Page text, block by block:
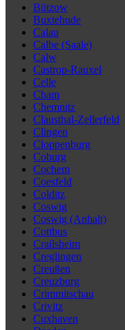
Bützow
Buxtehude
Calau
Calbe (Saale)
Calw
Castrop-Rauxel
Celle
Cham
Chemnitz
Clausthal-Zellerfeld
Clingen
Cloppenburg
Coburg
Cochem
Coesfeld
Colditz
Coswig
Coswig (Anhalt)
Cottbus
Crailsheim
Creglingen
Creußen
Creuzburg
Crimmitschau
Crivitz
Cuxhaven